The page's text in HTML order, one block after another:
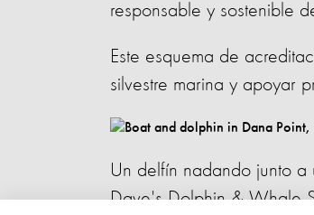
responsable y sostenible
Este esquema de
silvestre marina y apoyar
Un delfín nadando junto a
Dave's Dolphin & Whale